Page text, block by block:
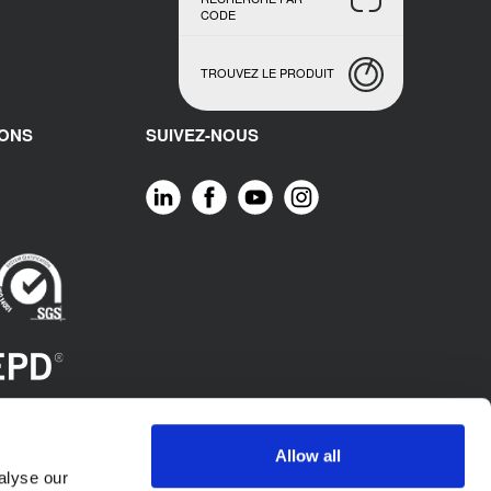
our
Allow all
CODE
TROUVEZ LE PRODUIT
SUIVEZ-NOUS